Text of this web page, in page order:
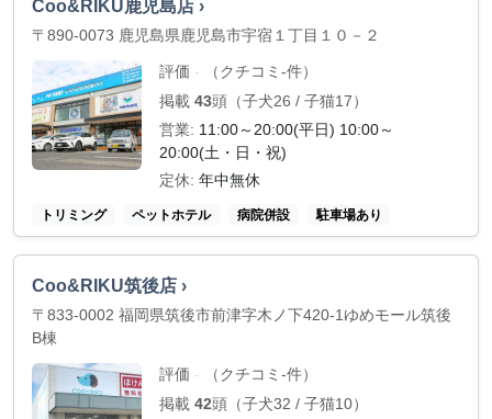
Coo&RIKU鹿児島店 ›
〒890-0073 鹿児島県鹿児島市宇宿１丁目１０－２
評価 -
（クチコミ-件）
掲載 43頭（子犬26 / 子猫17）
営業: 11:00～20:00(平日) 10:00～
20:00(土・日・祝)
定休: 年中無休
トリミング ペットホテル 病院併設 駐車場あり
Coo&RIKU筑後店 ›
〒833-0002 福岡県筑後市前津字木ノ下420-1ゆめモール筑後
B棟
評価 -
（クチコミ-件）
掲載 42頭（子犬32 / 子猫10）